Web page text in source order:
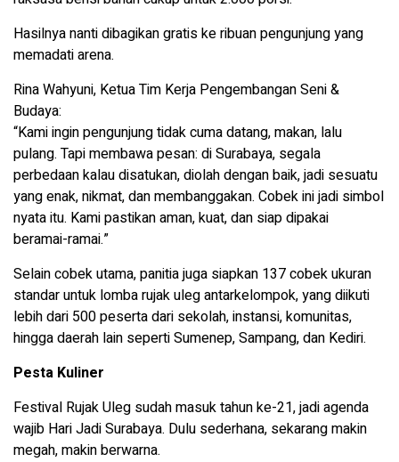
Hasilnya nanti dibagikan gratis ke ribuan pengunjung yang
memadati arena.
Rina Wahyuni, Ketua Tim Kerja Pengembangan Seni &
Budaya:
“Kami ingin pengunjung tidak cuma datang, makan, lalu
pulang. Tapi membawa pesan: di Surabaya, segala
perbedaan kalau disatukan, diolah dengan baik, jadi sesuatu
yang enak, nikmat, dan membanggakan. Cobek ini jadi simbol
nyata itu. Kami pastikan aman, kuat, dan siap dipakai
beramai-ramai.”
Selain cobek utama, panitia juga siapkan 137 cobek ukuran
standar untuk lomba rujak uleg antarkelompok, yang diikuti
lebih dari 500 peserta dari sekolah, instansi, komunitas,
hingga daerah lain seperti Sumenep, Sampang, dan Kediri.
Pesta Kuliner
Festival Rujak Uleg sudah masuk tahun ke-21, jadi agenda
wajib Hari Jadi Surabaya. Dulu sederhana, sekarang makin
megah, makin berwarna.